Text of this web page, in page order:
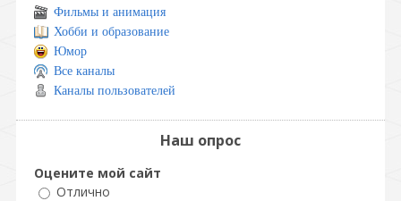
Фильмы и анимация
Хобби и образование
Юмор
Все каналы
Каналы пользователей
Наш опрос
Оцените мой сайт
Отлично